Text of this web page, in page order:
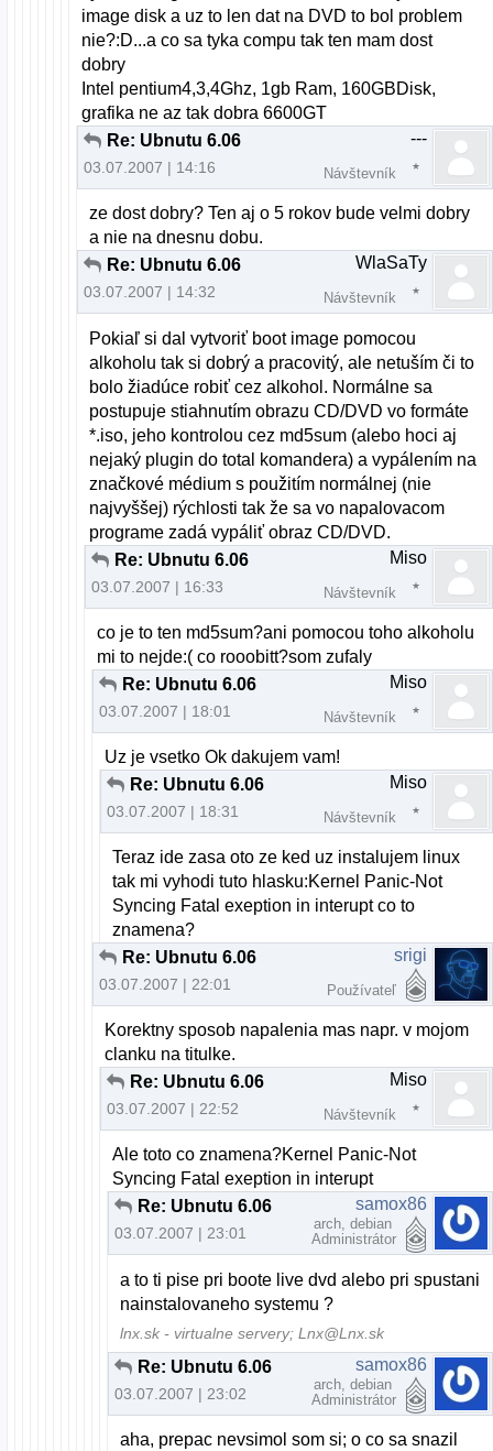
image disk a uz to len dat na DVD to bol problem
nie?:D...a co sa tyka compu tak ten mam dost
dobry
Intel pentium4,3,4Ghz, 1gb Ram, 160GBDisk,
grafika ne az tak dobra 6600GT
Re: Ubnutu 6.06
03.07.2007 | 14:16
---
Návštevník
ze dost dobry? Ten aj o 5 rokov bude velmi dobry
a nie na dnesnu dobu.
Re: Ubnutu 6.06
03.07.2007 | 14:32
WlaSaTy
Návštevník
Pokiaľ si dal vytvoriť boot image pomocou
alkoholu tak si dobrý a pracovitý, ale netuším či to
bolo žiadúce robiť cez alkohol. Normálne sa
postupuje stiahnutím obrazu CD/DVD vo formáte
*.iso, jeho kontrolou cez md5sum (alebo hoci aj
nejaký plugin do total komandera) a vypálením na
značkové médium s použitím normálnej (nie
najvyššej) rýchlosti tak že sa vo napalovacom
programe zadá vypáliť obraz CD/DVD.
Re: Ubnutu 6.06
03.07.2007 | 16:33
Miso
Návštevník
co je to ten md5sum?ani pomocou toho alkoholu
mi to nejde:( co rooobitt?som zufaly
Re: Ubnutu 6.06
03.07.2007 | 18:01
Miso
Návštevník
Uz je vsetko Ok dakujem vam!
Re: Ubnutu 6.06
03.07.2007 | 18:31
Miso
Návštevník
Teraz ide zasa oto ze ked uz instalujem linux
tak mi vyhodi tuto hlasku:Kernel Panic-Not
Syncing Fatal exeption in interupt co to
znamena?
Re: Ubnutu 6.06
03.07.2007 | 22:01
srigi
Používateľ
Korektny sposob napalenia mas napr. v mojom
clanku na titulke.
Re: Ubnutu 6.06
03.07.2007 | 22:52
Miso
Návštevník
Ale toto co znamena?Kernel Panic-Not
Syncing Fatal exeption in interupt
Re: Ubnutu 6.06
03.07.2007 | 23:01
samox86
arch, debian
Administrátor
a to ti pise pri boote live dvd alebo pri spustani
nainstalovaneho systemu ?
lnx.sk - virtualne servery; Lnx@Lnx.sk
Re: Ubnutu 6.06
03.07.2007 | 23:02
samox86
arch, debian
Administrátor
aha, prepac nevsimol som si; o co sa snazil